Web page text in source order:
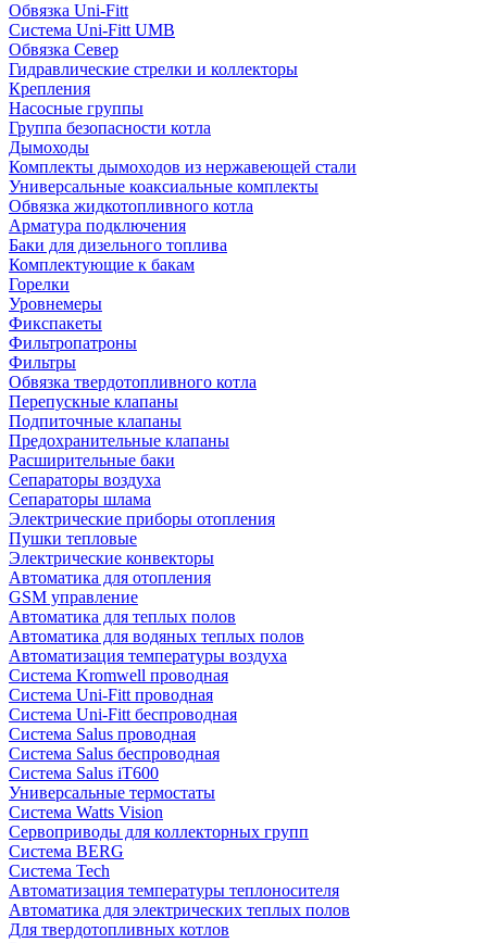
Обвязка Uni-Fitt
Система Uni-Fitt UMB
Обвязка Север
Гидравлические стрелки и коллекторы
Крепления
Насосные группы
Группа безопасности котла
Дымоходы
Комплекты дымоходов из нержавеющей стали
Универсальные коаксиальные комплекты
Обвязка жидкотопливного котла
Арматура подключения
Баки для дизельного топлива
Комплектующие к бакам
Горелки
Уровнемеры
Фикспакеты
Фильтропатроны
Фильтры
Обвязка твердотопливного котла
Перепускные клапаны
Подпиточные клапаны
Предохранительные клапаны
Расширительные баки
Сепараторы воздуха
Сепараторы шлама
Электрические приборы отопления
Пушки тепловые
Электрические конвекторы
Автоматика для отопления
GSM управление
Автоматика для теплых полов
Автоматика для водяных теплых полов
Автоматизация температуры воздуха
Система Kromwell проводная
Система Uni-Fitt проводная
Система Uni-Fitt беспроводная
Система Salus проводная
Система Salus беспроводная
Система Salus iT600
Универсальные термостаты
Система Watts Vision
Сервоприводы для коллекторных групп
Система BERG
Система Tech
Автоматизация температуры теплоносителя
Автоматика для электрических теплых полов
Для твердотопливных котлов